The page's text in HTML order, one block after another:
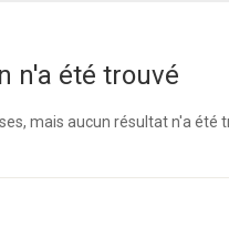
n'a été trouvé
mais aucun résultat n'a été